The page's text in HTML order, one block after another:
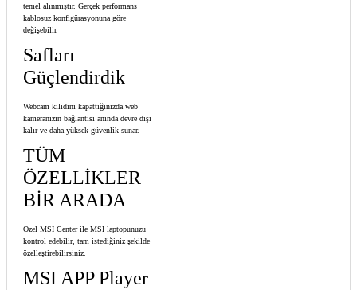
temel alınmıştır. Gerçek performans
kablosuz konfigürasyonuna göre
değişebilir.
Safları
Güçlendirdik
Webcam kilidini kapattığınızda web
kameranızın bağlantısı anında devre dışı
kalır ve daha yüksek güvenlik sunar.
TÜM
ÖZELLİKLER
BİR ARADA
Özel MSI Center ile MSI laptopunuzu
kontrol edebilir, tam istediğiniz şekilde
özelleştirebilirsiniz.
MSI APP Player